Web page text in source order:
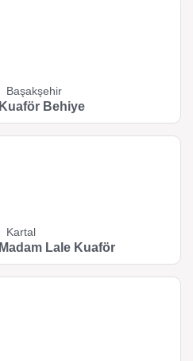
Başakşehir
Kuaför Behiye
Kartal
Madam Lale Kuaför